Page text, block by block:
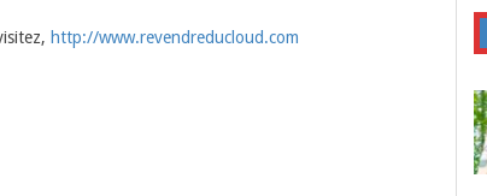
http://www.revendreducloud.com